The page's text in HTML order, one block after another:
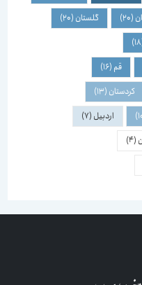
گلستان(20)
(16)
کردستان(13)
اردبیل(7)